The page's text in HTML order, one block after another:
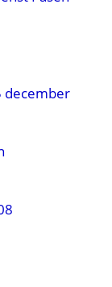
december